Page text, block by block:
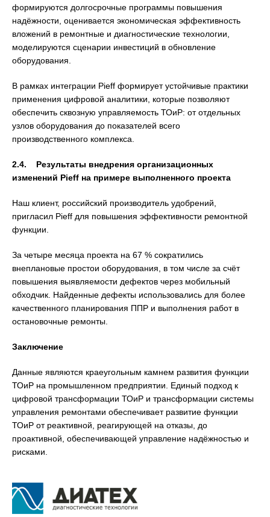
формируются долгосрочные программы повышения
надёжности, оценивается экономическая эффективность
вложений в ремонтные и диагностические технологии,
моделируются сценарии инвестиций в обновление
оборудования.
В рамках интеграции Pieff формирует устойчивые практики
применения цифровой аналитики, которые позволяют
обеспечить сквозную управляемость ТОиР: от отдельных
узлов оборудования до показателей всего
производственного комплекса.
2.4. Результаты внедрения организационных
изменений Pieff на примере выполненного проекта
Наш клиент, российский производитель удобрений,
пригласил Pieff для повышения эффективности ремонтной
функции.
За четыре месяца проекта на 67 % сократились
внеплановые простои оборудования, в том числе за счёт
повышения выявляемости дефектов через мобильный
обходчик. Найденные дефекты использовались для более
качественного планирования ППР и выполнения работ в
остановочные ремонты.
Заключение
Данные являются краеугольным камнем развития функции
ТОиР на промышленном предприятии. Единый подход к
цифровой трансформации ТОиР и трансформации системы
управления ремонтами обеспечивает развитие функции
ТОиР от реактивной, реагирующей на отказы, до
проактивной, обеспечивающей управление надёжностью и
рисками.